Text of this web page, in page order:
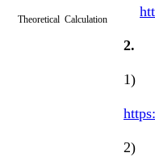
Theoretical Calculation
1)
2)